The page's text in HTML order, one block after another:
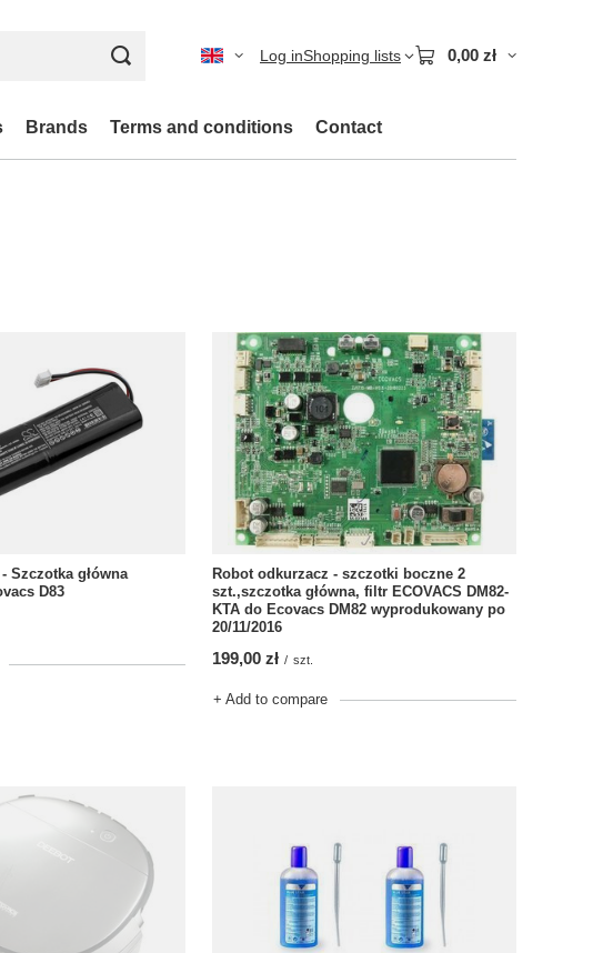
Log inShopping lists 0,00 zł
Brands Terms and conditions Contact
Szczotka główna
D83
Robot odkurzacz - szczotki boczne 2
szt.,szczotka główna, filtr ECOVACS DM82-
KTA do Ecovacs DM82 wyprodukowany po
20/11/2016
199,00 zł / szt.
+ Add to compare